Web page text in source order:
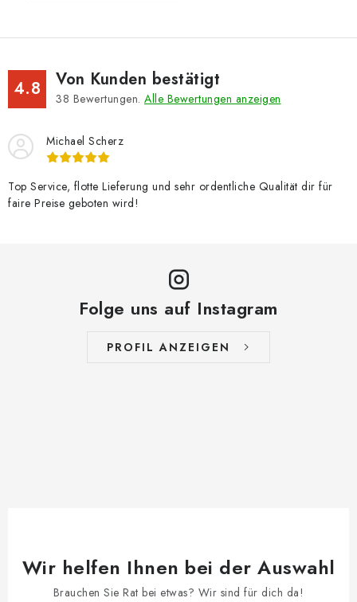
4.8 Von Kunden bestätigt
38 Bewertungen. Alle Bewertungen anzeigen
Michael Scherz
Top Service, flotte Lieferung und sehr ordentliche Qualität dir für
faire Preise geboten wird!
Folge uns auf Instagram
PROFIL ANZEIGEN
Wir helfen Ihnen bei der Auswahl
Brauchen Sie Rat bei etwas? Wir sind für dich da!